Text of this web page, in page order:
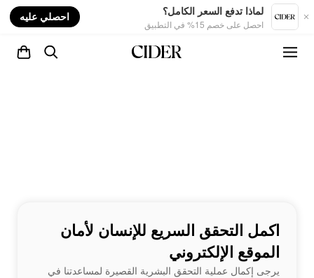
لماذا تدفع السعر الكامل؟
احصل على خصم 15% في التطبيق
احصلي عليه
اكمل التحقق السريع للإنسان لأمان
الموقع الإلكتروني
يرجى إكمال عملية التحقق البشرية القصيرة لمساعدتنا في